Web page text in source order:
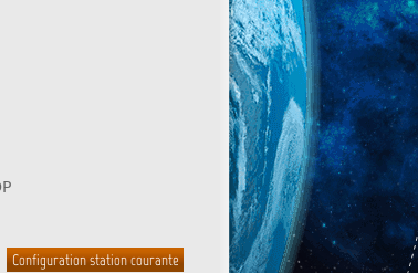
Configuration station courante